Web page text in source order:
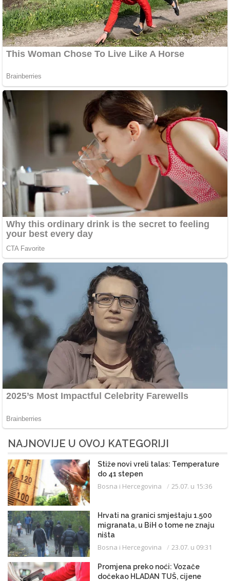
NAJNOVIJE U OVOJ KATEGORIJI
Stiže novi vreli talas: Temperature
do 41 stepen
Bosna i Hercegovina 25.07. u 15:36
Hrvati na granici smještaju 1.500
migranata, u BiH o tome ne znaju
ništa
Bosna i Hercegovina 23.07. u 09:31
Promjena preko noći: Vozače
dočekao HLADAN TUŠ, cijene